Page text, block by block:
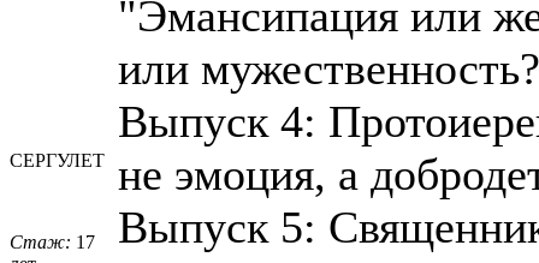
СЕРГУЛЕТ
Стаж: 17
"Эмансипация или
или
Выпуск 4:
не эмоция, а
Выпуск 5: